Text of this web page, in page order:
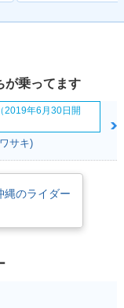
2004年 250TR・カ
が乗ってます
2019年6月30日開
サキ)
縄のライダー